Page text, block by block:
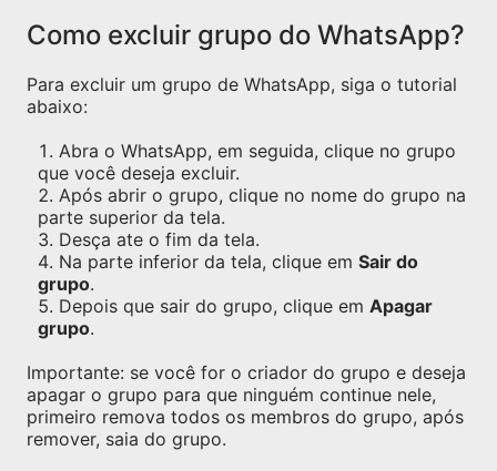
Como excluir grupo do WhatsApp?
Para excluir um grupo de WhatsApp, siga o tutorial
abaixo:
Abra o WhatsApp, em seguida, clique no grupo
que você deseja excluir.
Após abrir o grupo, clique no nome do grupo na
parte superior da tela.
Desça ate o fim da tela.
Na parte inferior da tela, clique em Sair do
grupo.
Depois que sair do grupo, clique em Apagar
grupo.
Importante: se você for o criador do grupo e deseja
apagar o grupo para que ninguém continue nele,
primeiro remova todos os membros do grupo, após
remover, saia do grupo.